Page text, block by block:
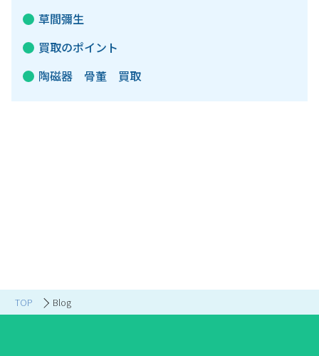
TOP Blog
草間彌生
買取のポイント
陶磁器 骨董 買取